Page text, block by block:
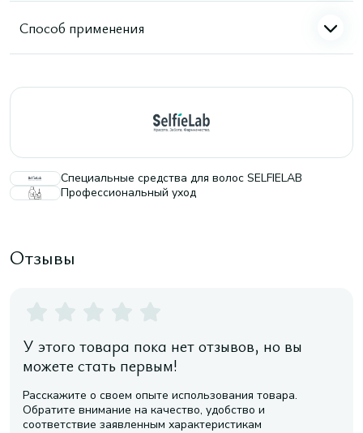
Способ применения
Специальные средства для волос SELFIELAB
Профессиональный уход
Отзывы
У этого товара пока нет отзывов, но вы
можете стать первым!
Расскажите о своем опыте использования товара.
Обратите внимание на качество, удобство и
соответствие заявленным характеристикам